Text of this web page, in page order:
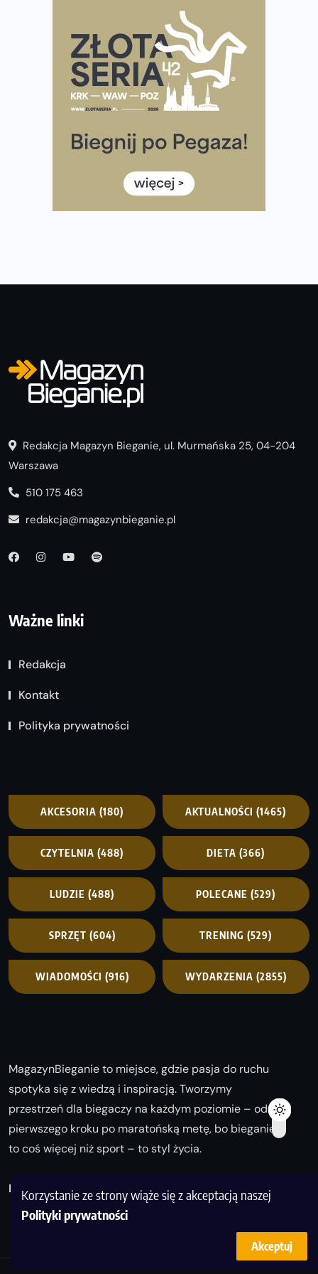
Korzystanie ze strony wiąże się z akceptacją naszej
Polityki prywatności
Akceptuj
Praska 5k Run gospodarzem Mistrzostw Polski
Największy Bieg Powstania Warszawskiego w historii.
Ponad 12 tysięcy uczestników pobiegło dla Bohaterów!
Tętno vs tempo – czym kierować się w bieganiu?
Co ma dużo białka? Produkty, które warto włączyć do
Rozbiegany Olsztyn szykuje się na weekend z
Już w tę sobotę 35. Bieg Powstania Warszawskiego.
Wystartuje rekordowa liczba uczestników
Redakcja Magazyn Bieganie, ul. Murmańska 25, 04-204
Warszawa
510 175 463
redakcja@magazynbieganie.pl
Ważne linki
Redakcja
Kontakt
Polityka prywatności
AKCESORIA (180) AKTUALNOŚCI (1465)
CZYTELNIA (488) DIETA (366)
LUDZIE (488) POLECANE (529)
SPRZĘT (604) TRENING (529)
WIADOMOŚCI (916) WYDARZENIA (2855)
MagazynBieganie to miejsce, gdzie pasja do ruchu
spotyka się z wiedzą i inspiracją. Tworzymy
przestrzeń dla biegaczy na każdym poziomie – od
pierwszego kroku po maratońską metę, bo bieganie
to coś więcej niż sport – to styl życia.
Biegaj z nami i odkrywaj swoją najlepszą wersję!